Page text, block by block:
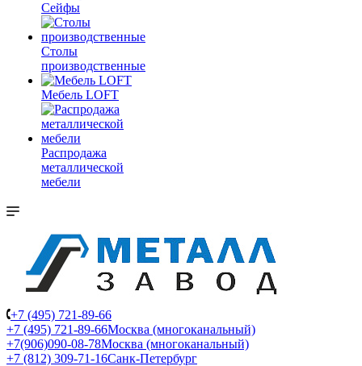
Сейфы
Столы
производственные
Мебель LOFT
Распродажа
металлической
мебели
+7 (495) 721-89-66
+7 (495) 721-89-66Москва (многоканальный)
+7(906)090-08-78Москва (многоканальный)
+7 (812) 309-71-16Санк-Петербург